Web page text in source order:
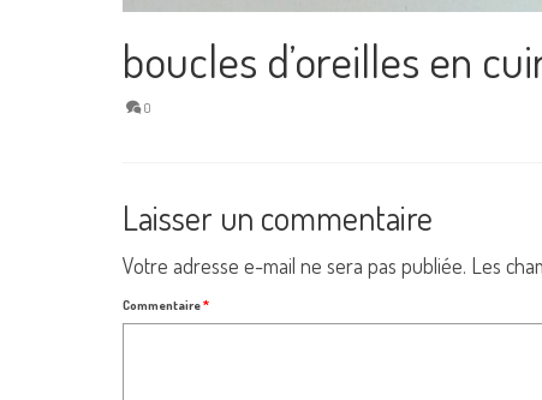
boucles d’oreilles en
0
Laisser un commentaire
Votre adresse e-mail ne sera pas publiée. Les
Commentaire*